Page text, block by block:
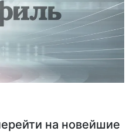
на новейшие